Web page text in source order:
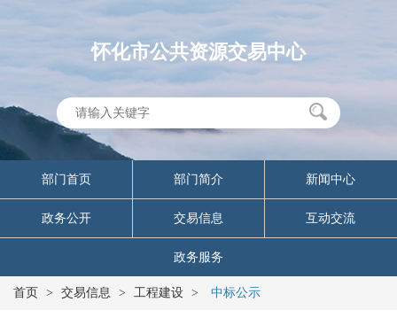
怀化市公共资源交易中心
部门首页 部门简介 新闻中心
政务公开 交易信息 互动交流
政务服务
首页 > 交易信息 > 工程建设 > 中标公示